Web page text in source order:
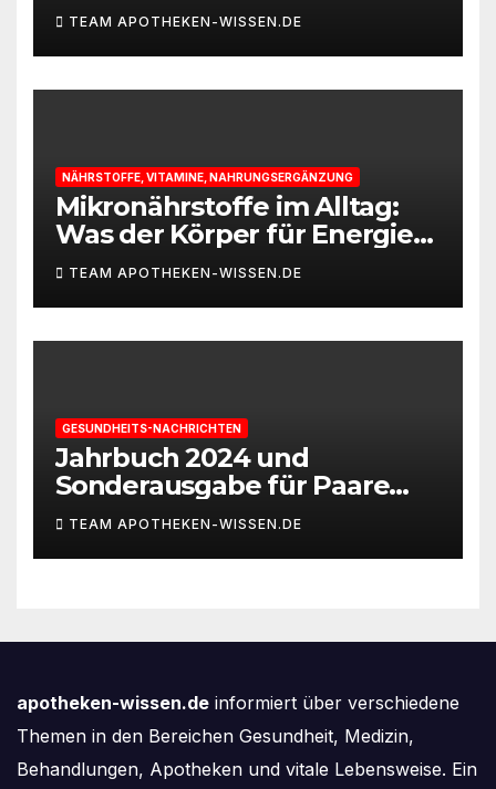
TEAM APOTHEKEN-WISSEN.DE
NÄHRSTOFFE, VITAMINE, NAHRUNGSERGÄNZUNG
Mikronährstoffe im Alltag:
Was der Körper für Energie
und Leistungsfähigkeit
braucht
TEAM APOTHEKEN-WISSEN.DE
GESUNDHEITS-NACHRICHTEN
Jahrbuch 2024 und
Sonderausgabe für Paare
des Deutschen IVF-Registers:
Zahl der Mehrlingsgeburten
nach
TEAM APOTHEKEN-WISSEN.DE
apotheken-wissen.de informiert über verschiedene
Themen in den Bereichen Gesundheit, Medizin,
Behandlungen, Apotheken und vitale Lebensweise. Ein